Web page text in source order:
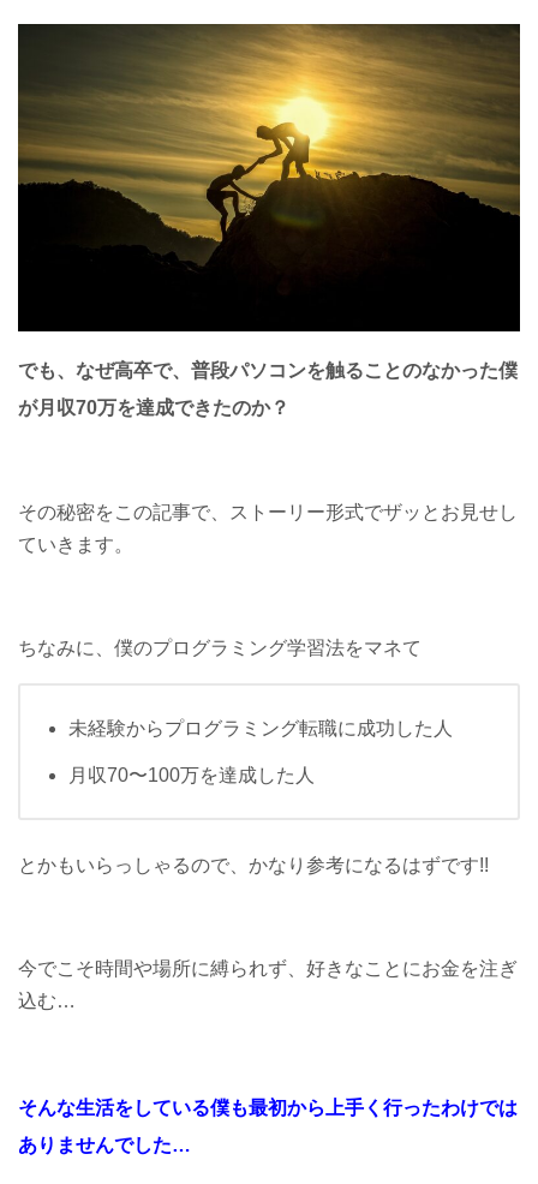
でも、なぜ高卒で、普段パソコンを触ることのなかった僕
が月収70万を達成できたのか？
その秘密をこの記事で、ストーリー形式でザッとお見せし
ていきます。
ちなみに、僕のプログラミング学習法をマネて
未経験からプログラミング転職に成功した人
月収70〜100万を達成した人
とかもいらっしゃるので、かなり参考になるはずです!!
今でこそ時間や場所に縛られず、好きなことにお金を注ぎ
込む…
そんな生活をしている僕も最初から上手く行ったわけでは
ありませんでした…